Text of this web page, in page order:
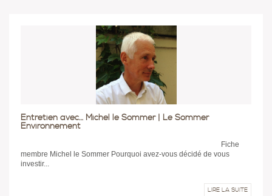
Entretien avec… Michel le Sommer | Le Sommer
Environnement
Fiche
membre Michel le Sommer Pourquoi avez-vous décidé de vous
investir...
LIRE LA SUITE